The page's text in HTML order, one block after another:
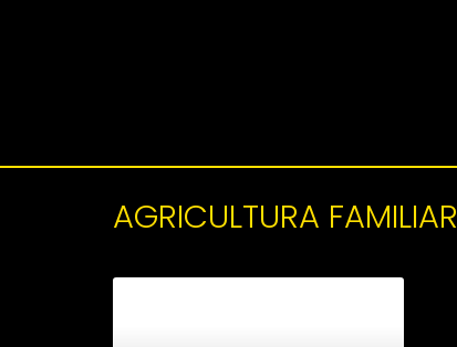
AGRICULTURA FAMILIAR